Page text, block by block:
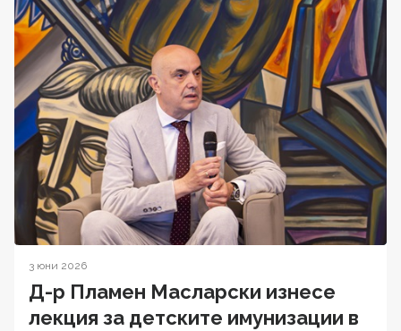
3 юни 2026
Д-р Пламен Масларски изнесе
лекция за детските имунизации в